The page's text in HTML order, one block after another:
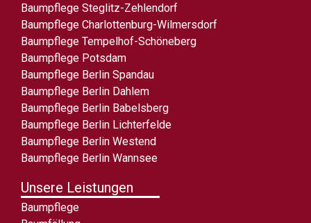
Baumpflege Steglitz-Zehlendorf
Baumpflege Charlottenburg-Wilmersdorf
Baumpflege Tempelhof-Schöneberg
Baumpflege Potsdam
Baumpflege Berlin Spandau
Baumpflege Berlin Dahlem
Baumpflege Berlin Babelsberg
Baumpflege Berlin Lichterfelde
Baumpflege Berlin Westend
Baumpflege Berlin Wannsee
Unsere Leistungen
Baumpflege